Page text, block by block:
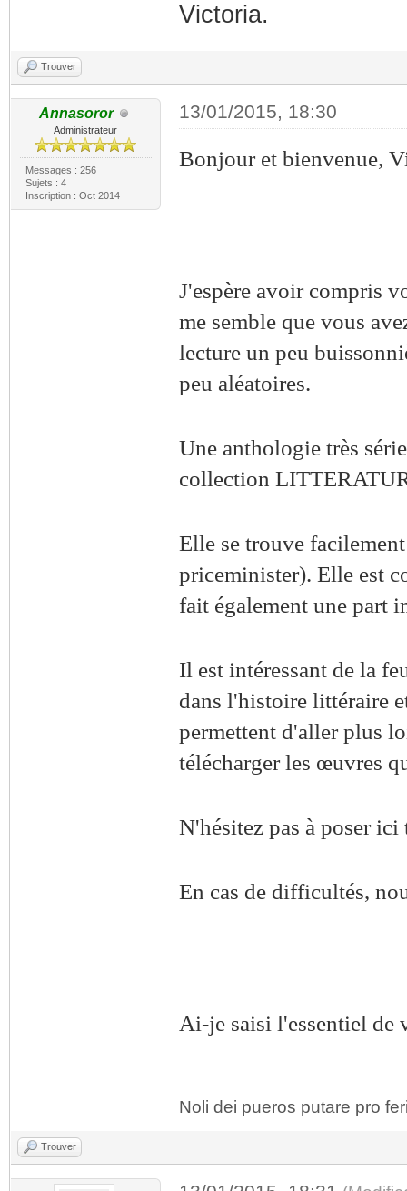
Victoria.
Trouver
Annasoror
Administrateur
Messages : 256
Sujets : 4
Inscription : Oct 2014
13/01/2015, 18:30
Bonjour et bienvenue,
J'espère avoir compris
me semble que vous
lecture un peu
peu aléatoires.
Une anthologie très
collection
Elle se trouve
priceminister). Elle est
fait également une part
Il est intéressant de la
dans l'histoire littéraire
permettent d'aller plus
télécharger les œuvres
N'hésitez pas à poser
En cas de difficultés,
Ai-je saisi l'essentiel de
Noli dei pueros putare pro
Trouver